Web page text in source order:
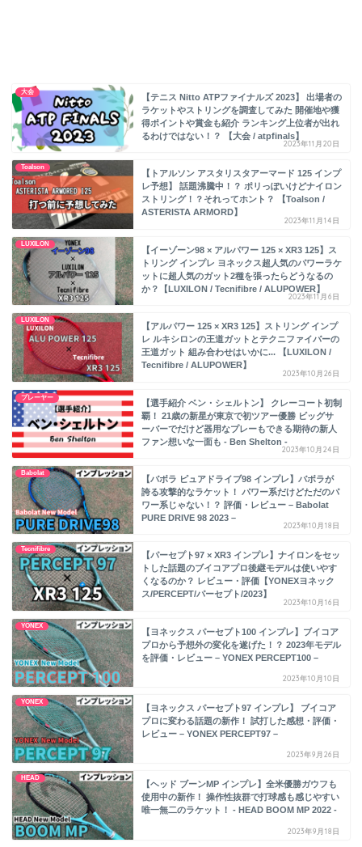
大会
【テニス Nitto ATPファイナルズ 2023】 出場者の
ラケットやストリングを調査してみた 開催地や獲
得ポイントや賞金も紹介 ランキング上位者が出れ
るわけではない！？ 【大会 / atpfinals】
2023年11月20日
Toalson
【トアルソン アスタリスタアーマード 125 インプ
レ予想】 話題沸騰中！？ ポリっぽいけどナイロン
ストリング！？それってホント？ 【Toalson /
ASTERISTA ARMORD】
2023年11月14日
LUXILON
【イーゾーン98 × アルパワー 125 × XR3 125】ス
トリング インプレ ヨネックス超人気のパワーラケ
ットに超人気のガット2種を張ったらどうなるの
か？【LUXILON / Tecnifibre / ALUPOWER】
2023年11月6日
LUXILON
【アルパワー 125 × XR3 125】ストリング インプ
レ ルキシロンの王道ガットとテクニファイバーの
王道ガット 組み合わせはいかに... 【LUXILON /
Tecnifibre / ALUPOWER】
2023年10月26日
プレーヤー
【選手紹介 ベン・シェルトン】 クレーコート初制
覇！ 21歳の新星が東京で初ツアー優勝 ビッグサ
ーバーでだけど器用なプレーもできる期待の新人
ファン想いな一面も - Ben Shelton -
2023年10月24日
Babolat
【バボラ ピュアドライブ98 インプレ】バボラが
誇る攻撃的なラケット！ パワー系だけどただのパ
ワー系じゃない！？ 評価・レビュー – Babolat
PURE DRIVE 98 2023 –
2023年10月18日
Tecnifibre
【パーセプト97 × XR3 インプレ】ナイロンをセッ
トした話題のブイコアプロ後継モデルは使いやす
くなるのか？ レビュー・評価【YONEXヨネック
ス/PERCEPT/パーセプト/2023】
2023年10月16日
YONEX
【ヨネックス パーセプト100 インプレ】ブイコア
プロから予想外の変化を遂げた！？ 2023年モデル
を評価・レビュー – YONEX PERCEPT100 –
2023年10月10日
YONEX
【ヨネックス パーセプト97 インプレ】 ブイコア
プロに変わる話題の新作！ 試打した感想・評価・
レビュー – YONEX PERCEPT97 –
2023年9月26日
HEAD
【ヘッド ブーンMP インプレ】全米優勝ガウフも
使用中の新作！ 操作性抜群で打球感も感じやすい
唯一無二のラケット！ - HEAD BOOM MP 2022 -
2023年9月18日